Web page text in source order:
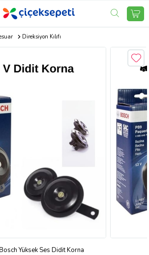
Direksiyon Kılıfı
Yüksek Ses Didit Korna